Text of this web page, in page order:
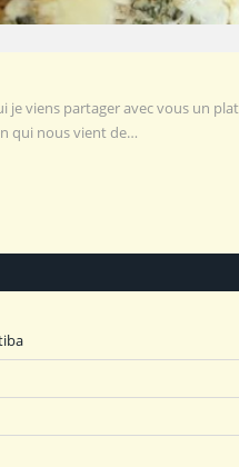
je viens partager avec vous un plat
qui nous vient de…